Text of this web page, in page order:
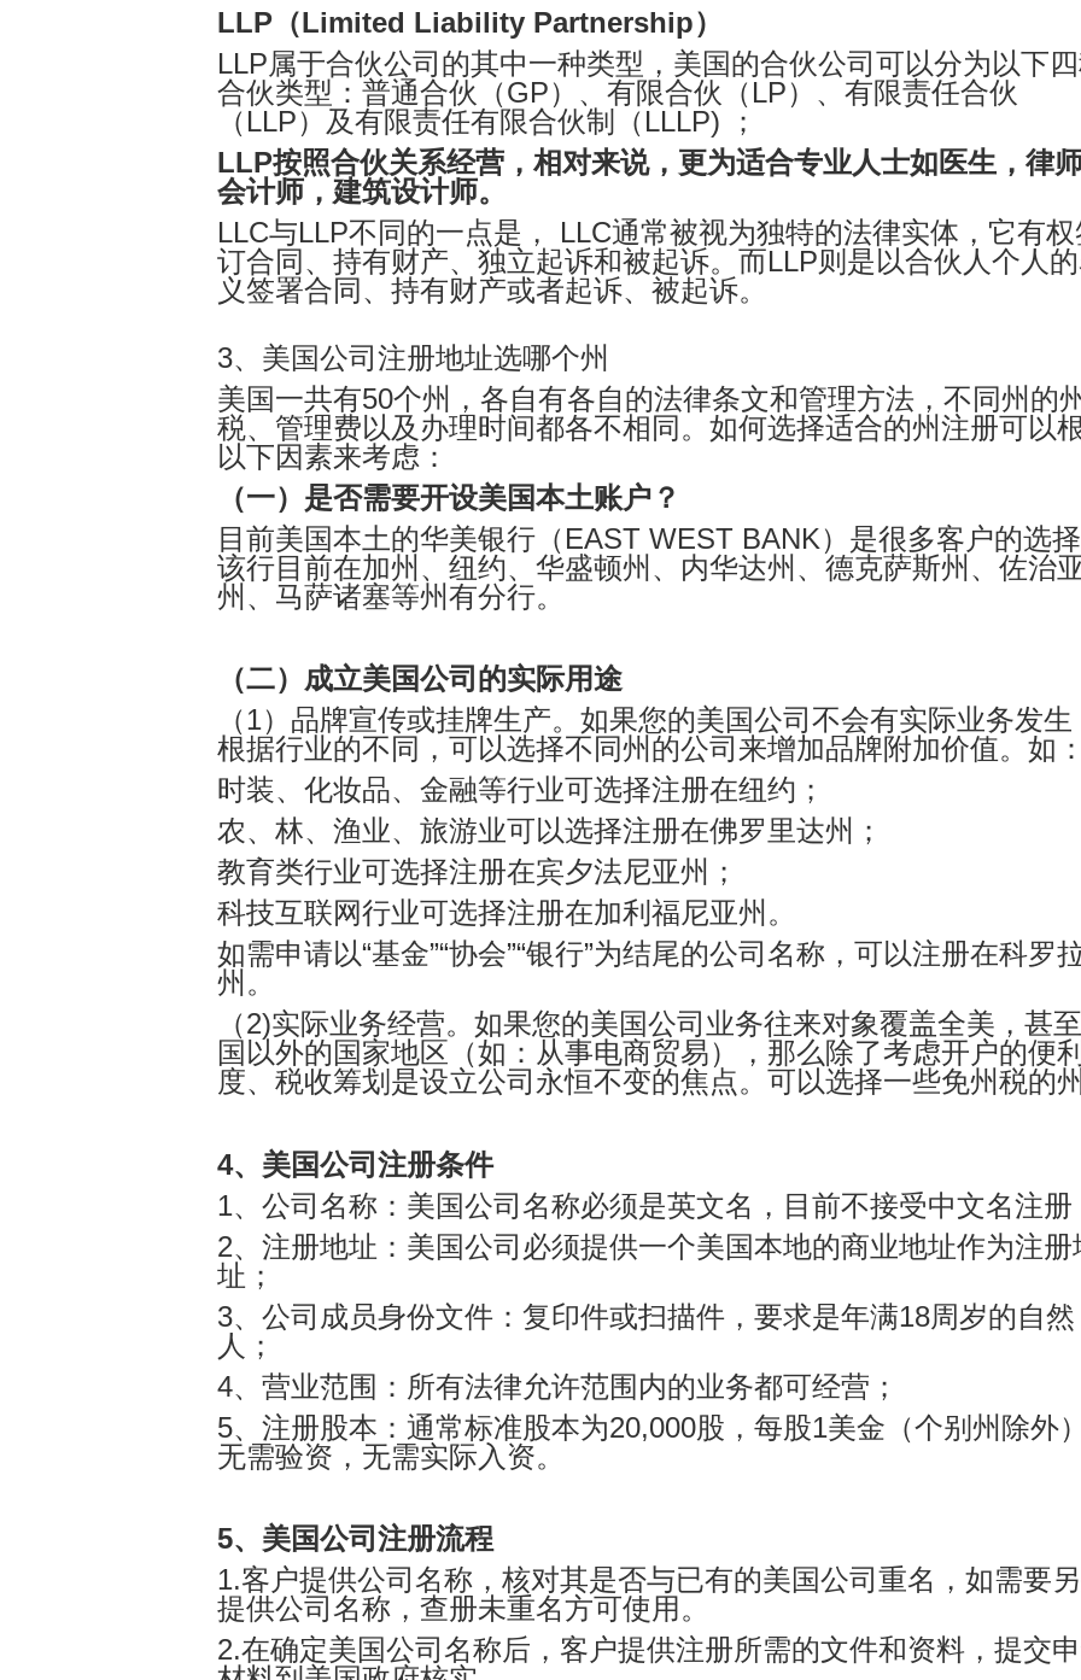
LLP（Limited Liability Partnership）
LLP属于合伙公司的其中一种类型，美国的合伙公司可以分为以下
合伙类型：普通合伙（GP）、有限合伙（LP）、有限责任合伙
（LLP）及有限责任有限合伙制（LLLP) ；
LLP按照合伙关系经营，相对来说，更为适合专业人士如医生，律师
会计师，建筑设计师。
LLC与LLP不同的一点是， LLC通常被视为独特的法律实体，它有权
订合同、持有财产、独立起诉和被起诉。而LLP则是以合伙人个人的
义签署合同、持有财产或者起诉、被起诉。
3、美国公司注册地址选哪个州
美国一共有50个州，各自有各自的法律条文和管理方法，不同州的州
税、管理费以及办理时间都各不相同。如何选择适合的州注册可以
以下因素来考虑：
（一）是否需要开设美国本土账户？
目前美国本土的华美银行（EAST WEST BANK）是很多客户的选择
该行目前在加州、纽约、华盛顿州、内华达州、德克萨斯州、佐治亚
州、马萨诸塞等州有分行。
（二）成立美国公司的实际用途
（1）品牌宣传或挂牌生产。 如果您的美国公司不会有实际业务发生
根据行业的不同，可以选择不同州的公司来增加品牌附加价值。如：
时装、化妆品、金融等行业可选择注册在纽约；
农、林、渔业、旅游业可以选择注册在佛罗里达州；
教育类行业可选择注册在宾夕法尼亚州；
科技互联网行业可选择注册在加利福尼亚州。
如需申请以“基金”“协会”“银行”为结尾的公司名称，可以注册在科罗
州。
（2)实际业务经营。 如果您的美国公司业务往来对象覆盖全美，甚
国以外的国家地区（如：从事电商贸易），那么除了考虑开户的便
度、税收筹划是设立公司永恒不变的焦点。可以选择一些免州税的州
4、美国公司注册条件
1、公司名称：美国公司名称必须是英文名，目前不接受中文名注册
2、注册地址：美国公司必须提供一个美国本地的商业地址作为注册
址；
3、公司成员身份文件：复印件或扫描件，要求是年满18周岁的自然
人；
4、营业范围：所有法律允许范围内的业务都可经营；
5、注册股本：通常标准股本为20,000股，每股1美金（个别州除外）
无需验资，无需实际入资。
5、美国公司注册流程
1.客户提供公司名称，核对其是否与已有的美国公司重名，如需要
提供公司名称，查册未重名方可使用。
2.在确定美国公司名称后，客户提供注册所需的文件和资料，提交